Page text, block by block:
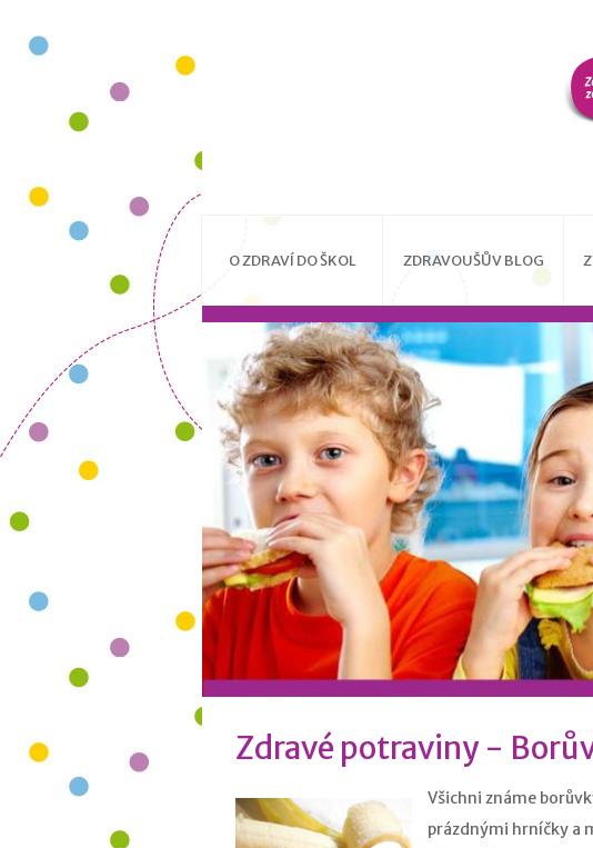
O ZDRAVÍ DO ŠKOL ZDRAVOUŠŮV BLOG
Zdravé potraviny -
Všichni známe
prázdnými hrníčky a